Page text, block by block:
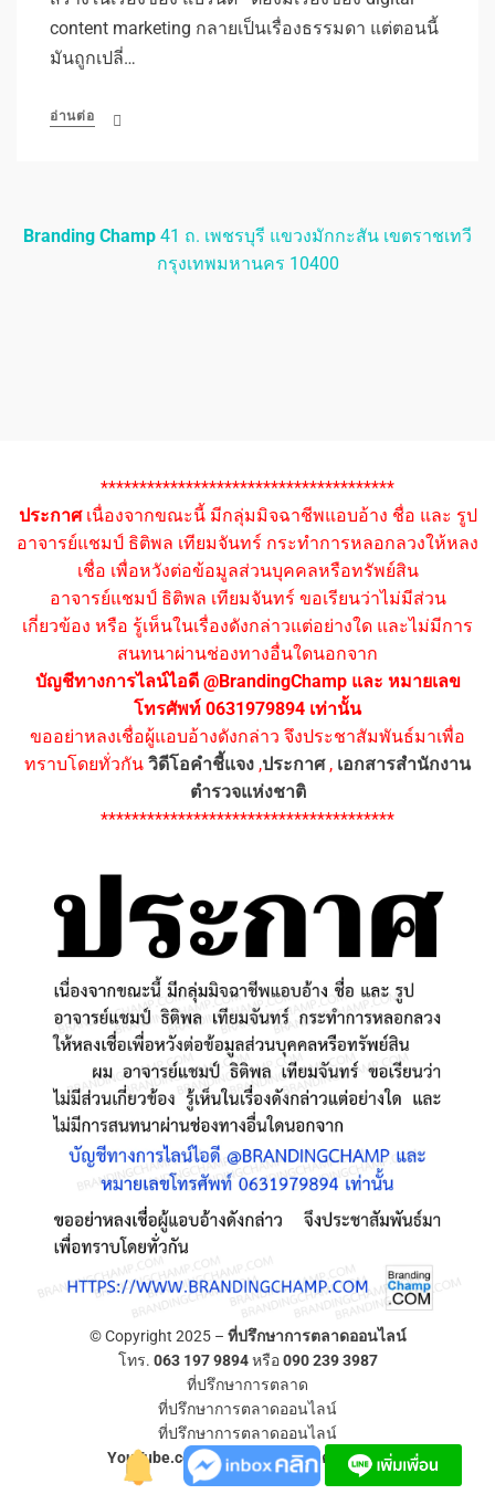
content marketing กลายเป็นเรื่องธรรมดา แต่ตอนนี้
มันถูกเปลี่…
อ่านต่อ
Branding Champ 41 ถ. เพชรบุรี แขวงมักกะสัน เขตราชเทวี
กรุงเทพมหานคร 10400
**************************************
ประกาศเนื่องจากขณะนี้ มีกลุ่มมิจฉาชีพแอบอ้าง ชื่อ และ รูป
อาจารย์แชมป์ ธิติพล เทียมจันทร์ กระทำการหลอกลวงให้หลง
เชื่อ เพื่อหวังต่อข้อมูลส่วนบุคคลหรือทรัพย์สิน
อาจารย์แชมป์ ธิติพล เทียมจันทร์ ขอเรียนว่าไม่มีส่วน
เกี่ยวข้อง หรือ รู้เห็นในเรื่องดังกล่าวแต่อย่างใด และไม่มีการ
สนทนาผ่านช่องทางอื่นใดนอกจาก
บัญชีทางการไลน์ไอดี @BrandingChamp และ หมายเลข
โทรศัพท์ 0631979894 เท่านั้น
ขออย่าหลงเชื่อผู้แอบอ้างดังกล่าว จึงประชาสัมพันธ์มาเพื่อ
ทราบโดยทั่วกัน วิดีโอคำชี้แจง ,ประกาศ, เอกสารสำนักงาน
ตำรวจแห่งชาติ
**************************************
© Copyright 2025 – ที่ปรึกษาการตลาดออนไลน์
โทร. 063 197 9894หรือ090 239 3987
ที่ปรึกษาการตลาด
ที่ปรึกษาการตลาดออนไลน์
ที่ปรึกษาการตลาดออนไลน์
YouTube.com/ที่ปรึกษาการตลาดออนไลน์